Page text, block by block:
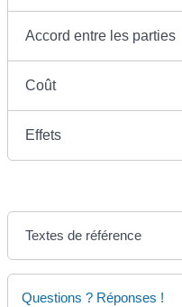
Accord entre les parties
Coût
Effets
Textes de référence
Questions ? Réponses !